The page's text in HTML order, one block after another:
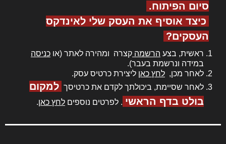
סיום הפיתוח.
כיצד אוסיף את העסק שלי לאינדקס
העסקים?
ראשית, בצע הרשמה קצרה ומהירה לאתר (או כניסה
במידה ונרשמת בעבר).
לאחר מכן, לחץ כאן ליצירת כרטיס עסק.
לאחר שסיימת, ביכולתך לקדם את כרטיסך למקום
בולט בדף הראשי . לפרטים נוספים לחץ כאן.